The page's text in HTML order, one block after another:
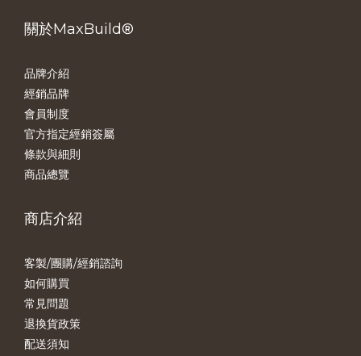
關於MaxBuild®
品牌介紹
經銷品牌
會員制度
官方指定經銷簽屬
條款與細則
商品總覽
商店介紹
客製/團購/經銷諮詢
如何購買
常見問題
退換貨政策
配送須知